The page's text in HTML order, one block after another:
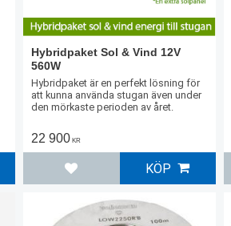
Hybridpaket Sol & Vind 12V
560W
Hybridpaket är en perfekt lösning för
att kunna använda stugan även under
den mörkaste perioden av året.
22 900 KR
Lägg till i favoriter
KÖP